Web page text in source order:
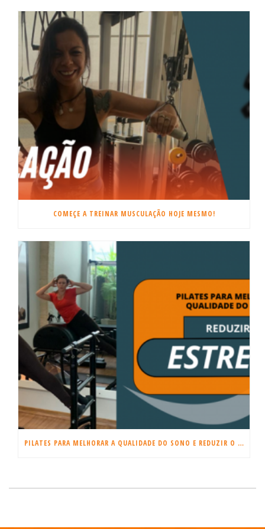
COMEÇE A TREINAR MUSCULAÇÃO HOJE MESMO!
PILATES PARA MELHORAR A QUALIDADE DO SONO E REDUZIR O ESTRESSE